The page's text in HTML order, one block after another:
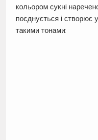
кольором сукні
поєднується і створює
такими тонами: